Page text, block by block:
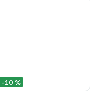
-10 %